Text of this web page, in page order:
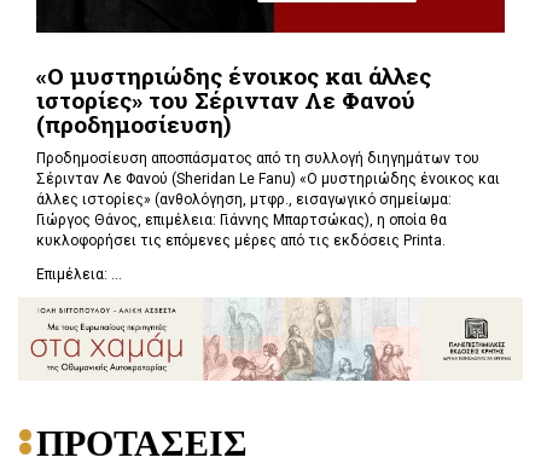
«Ο μυστηριώδης ένοικος και άλλες
ιστορίες» του Σέρινταν Λε Φανού
(προδημοσίευση)
Προδημοσίευση αποσπάσματος από τη συλλογή διηγημάτων του
Σέρινταν Λε Φανού (Sheridan Le Fanu) «Ο μυστηριώδης ένοικος και
άλλες ιστορίες» (ανθολόγηση, μτφρ., εισαγωγικό σημείωμα:
Γιώργος Θάνος, επιμέλεια: Γιάννης Μπαρτσώκας), η οποία θα
κυκλοφορήσει τις επόμενες μέρες από τις εκδόσεις Printa.
Επιμέλεια: ...
ΠΡΟΤΑΣΕΙΣ